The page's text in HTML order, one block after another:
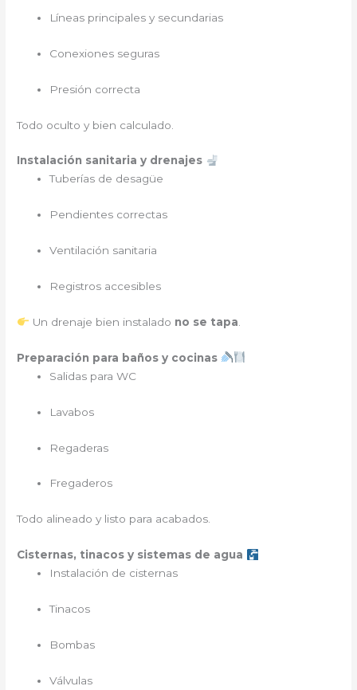
Líneas principales y secundarias
Conexiones seguras
Presión correcta
Todo oculto y bien calculado.
Instalación sanitaria y drenajes
Tuberías de desagüe
Pendientes correctas
Ventilación sanitaria
Registros accesibles
Un drenaje bien instalado no se tapa
Preparación para baños y cocinas
Salidas para WC
Lavabos
Regaderas
Fregaderos
Todo alineado y listo para acabados.
Cisternas, tinacos y sistemas de agua
Instalación de cisternas
Tinacos
Bombas
Válvulas